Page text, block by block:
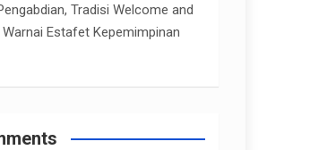
Tradisi Welcome and
Estafet Kepemimpinan